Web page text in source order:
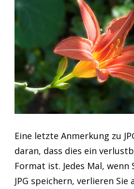
Eine letzte Anmerkung zu
daran, dass dies ein
Format ist. Jedes Mal, wenn
JPG speichern, verlieren Sie